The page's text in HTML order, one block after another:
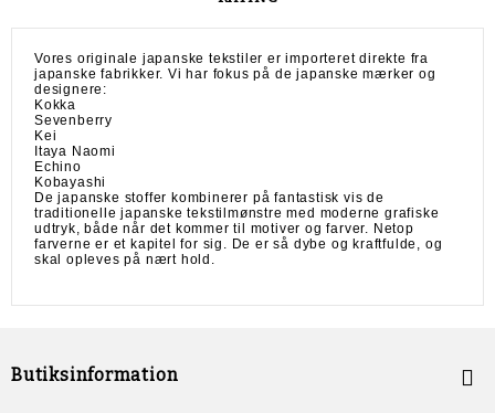
Vores originale japanske tekstiler er importeret direkte fra
japanske fabrikker. Vi har fokus på de japanske mærker og
designere:
Kokka
Sevenberry
Kei
Itaya Naomi
Echino
Kobayashi
De japanske stoffer kombinerer på fantastisk vis de
traditionelle japanske tekstilmønstre med moderne grafiske
udtryk, både når det kommer til motiver og farver. Netop
farverne er et kapitel for sig. De er så dybe og kraftfulde, og
skal opleves på nært hold.
Butiksinformation 